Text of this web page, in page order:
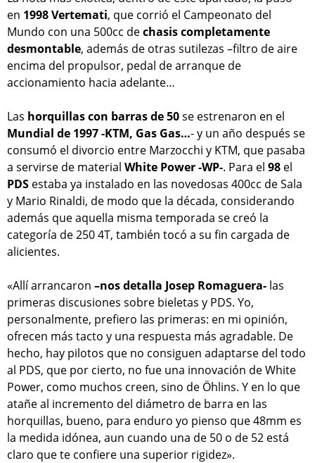
en 1998 Vertemati, que corrió el Campeonato del
Mundo con una 500cc dechasis completamente
desmontable, además de otras sutilezas –filtro de aire
encima del propulsor, pedal de arranque de
accionamiento hacia adelante…
Las horquillas con barras de 50se estrenaron en el
Mundial de 1997 -KTM, Gas Gas…- y un año después se
consumó el divorcio entre Marzocchi y KTM, que pasaba
a servirse de material White Power -WP-. Para el 98 el
PDS estaba ya instalado en las novedosas 400cc de Sala
y Mario Rinaldi, de modo que la década, considerando
además que aquella misma temporada se creó la
categoría de 250 4T, también tocó a su fin cargada de
alicientes.
«Allí arrancaron –nos detalla Josep Romaguera- las
primeras discusiones sobre bieletas y PDS. Yo,
personalmente, prefiero las primeras: en mi opinión,
ofrecen más tacto y una respuesta más agradable. De
hecho, hay pilotos que no consiguen adaptarse del todo
al PDS, que por cierto, no fue una innovación de White
Power, como muchos creen, sino de Öhlins. Y en lo que
atañe al incremento del diámetro de barra en las
horquillas, bueno, para enduro yo pienso que 48mm es
la medida idónea, aun cuando una de 50 o de 52 está
claro que te confiere una superior rigidez».